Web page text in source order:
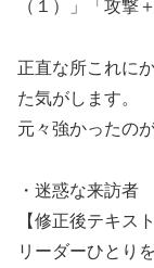
（１）」「攻撃
正直な所これに
た気がします。
元々強かったの
・迷惑な来訪者
【修正後テキスト
リーダーひとり